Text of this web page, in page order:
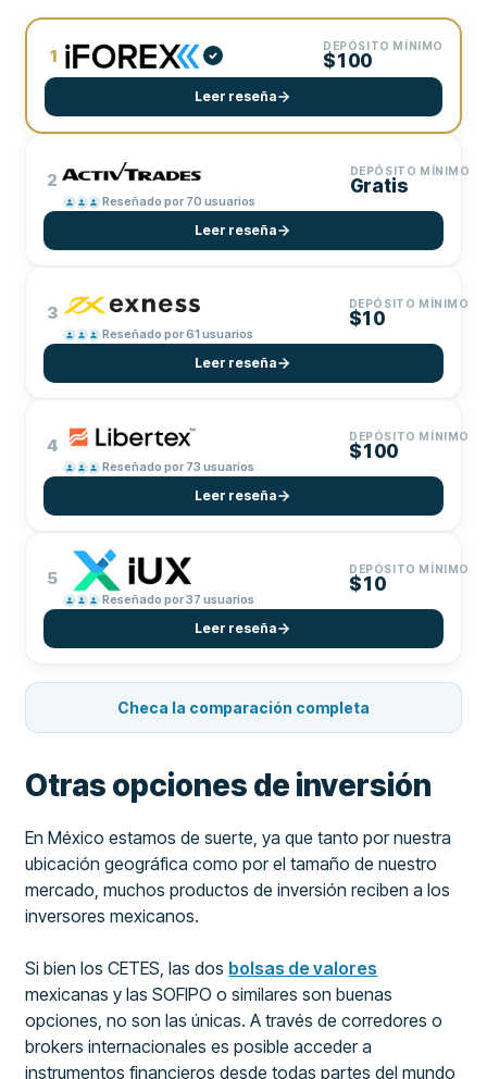
1 DEPÓSITO MÍNIMO
$100
Leer reseña
2
Reseñado por 70 usuarios
DEPÓSITO MÍNIMO
Gratis
Leer reseña
3
Reseñado por 61 usuarios
DEPÓSITO MÍNIMO
$10
Leer reseña
4
Reseñado por 73 usuarios
DEPÓSITO MÍNIMO
$100
Leer reseña
5
Reseñado por 37 usuarios
DEPÓSITO MÍNIMO
$10
Leer reseña
Checa la comparación completa
Otras opciones de inversión
En México estamos de suerte, ya que tanto por nuestra
ubicación geográfica como por el tamaño de nuestro
mercado, muchos productos de inversión reciben a los
inversores mexicanos.
Si bien los CETES, las dos bolsas de valores
mexicanas y las SOFIPO o similares son buenas
opciones, no son las únicas. A través de corredores o
brokers internacionales es posible acceder a
instrumentos financieros desde todas partes del mundo